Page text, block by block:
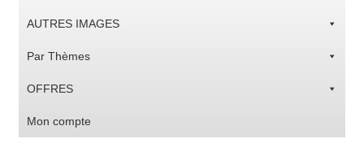
AUTRES IMAGES
Par Thèmes
OFFRES
Mon compte